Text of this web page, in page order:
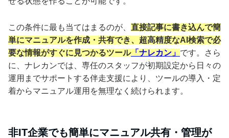
この条件に最も当てはまるのが、 直接記事に書き込んで簡
単にマニュアルを作成・共有でき、超高精度なAI検索で必
要な情報がすぐに見つかるツール「ナレカン」 です。さら
に、ナレカンでは、専任のスタッフが初期設定から日々の
運用までサポートする伴走支援により、ツールの導入・定
着からマニュアル運用を無理なく続けられます。
非IT企業でも簡単にマニュアル共有・管理が